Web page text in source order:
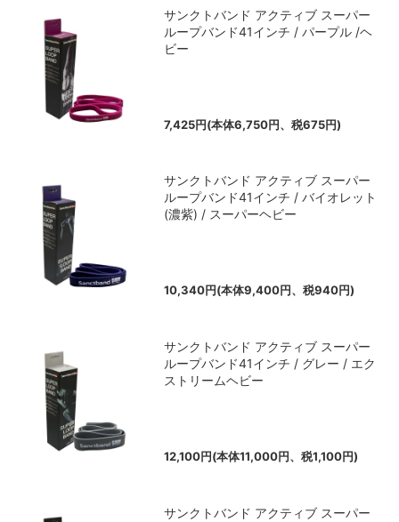
サンクトバンド アクティブ スーパー
ループバンド41インチ / パープル /ヘ
ビー
7,425円(本体6,750円、税675円)
サンクトバンド アクティブ スーパー
ループバンド41インチ / バイオレット
(濃紫) / スーパーヘビー
10,340円(本体9,400円、税940円)
サンクトバンド アクティブ スーパー
ループバンド41インチ / グレー / エク
ストリームヘビー
12,100円(本体11,000円、税1,100円)
サンクトバンド アクティブ スーパー